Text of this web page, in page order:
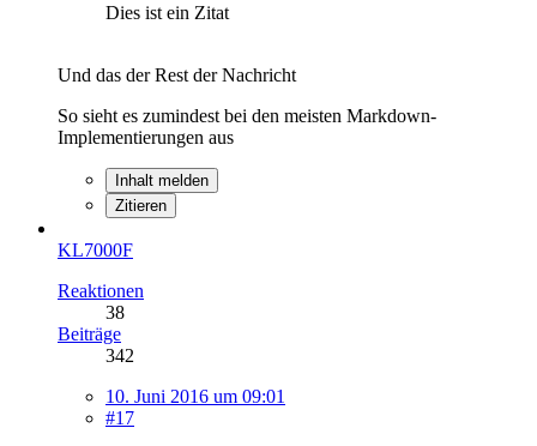
Dies ist ein Zitat
Und das der Rest der Nachricht
So sieht es zumindest bei den meisten Markdown-
Implementierungen aus
Inhalt melden
Zitieren
KL7000F
Reaktionen
38
Beiträge
342
10. Juni 2016 um 09:01
#17